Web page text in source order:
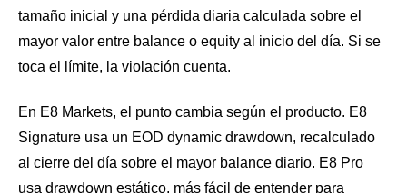
tamaño inicial y una pérdida diaria calculada sobre el
mayor valor entre balance o equity al inicio del día. Si se
toca el límite, la violación cuenta.
En E8 Markets, el punto cambia según el producto. E8
Signature usa un EOD dynamic drawdown, recalculado
al cierre del día sobre el mayor balance diario. E8 Pro
usa drawdown estático, más fácil de entender para